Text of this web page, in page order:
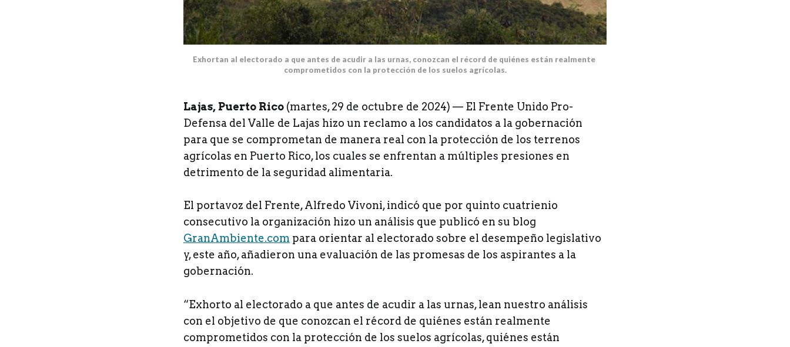
Exhortan al electorado a que antes de acudir a las urnas, conozcan el récord de quiénes están realmente
comprometidos con la protección de los suelos agrícolas.
Lajas, Puerto Rico (martes, 29 de octubre de 2024) — El Frente Unido Pro-
Defensa del Valle de Lajas hizo un reclamo a los candidatos a la gobernación
para que se comprometan de manera real con la protección de los terrenos
agrícolas en Puerto Rico, los cuales se enfrentan a múltiples presiones en
detrimento de la seguridad alimentaria.
El portavoz del Frente, Alfredo Vivoni, indicó que por quinto cuatrienio
consecutivo la organización hizo un análisis que publicó en su blog
GranAmbiente.com para orientar al electorado sobre el desempeño legislativo
y, este año, añadieron una evaluación de las promesas de los aspirantes a la
gobernación.
“Exhorto al electorado a que antes de acudir a las urnas, lean nuestro análisis
con el objetivo de que conozcan el récord de quiénes están realmente
comprometidos con la protección de los suelos agrícolas, quiénes están